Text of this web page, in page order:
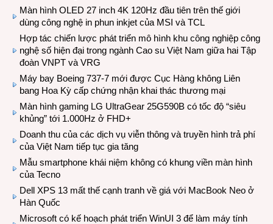
Màn hình OLED 27 inch 4K 120Hz đầu tiên trên thế giới
dùng công nghệ in phun inkjet của MSI và TCL
Hợp tác chiến lược phát triển mô hình khu công nghiệp công
nghệ số hiện đại trong ngành Cao su Việt Nam giữa hai Tập
đoàn VNPT và VRG
Máy bay Boeing 737-7 mới được Cục Hàng không Liên
bang Hoa Kỳ cấp chứng nhận khai thác thương mại
Màn hình gaming LG UltraGear 25G590B có tốc độ “siêu
khủng” tới 1.000Hz ở FHD+
Doanh thu của các dịch vụ viễn thông và truyền hình trả phí
của Việt Nam tiếp tục gia tăng
Mẫu smartphone khái niệm không có khung viền màn hình
của Tecno
Dell XPS 13 mất thế cạnh tranh về giá với MacBook Neo ở
Hàn Quốc
Microsoft có kế hoạch phát triển WinUI 3 để làm máy tính